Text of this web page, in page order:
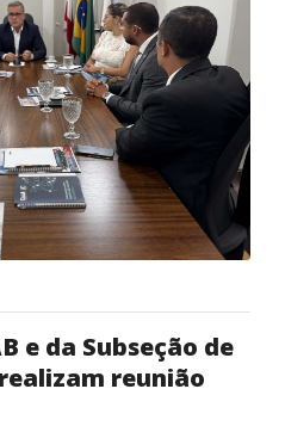
e da Subseção de
reunião